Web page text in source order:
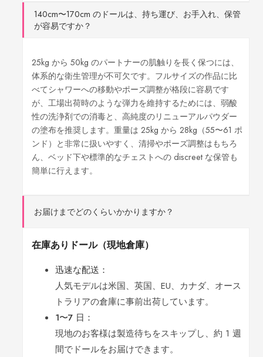
140cm〜170cm のドールは、持ち運び、お手入れ、保管
が容易ですか？
25kg から 50kg のパートナーの肌触りを長く保つには、
体系的な衛生管理が不可欠です。フルサイズの作品に比
べてシャワーへの移動やポーズ調整が格段に容易です
が、工場出荷時のような弾力を維持するためには、弱酸
性の洗浄剤での消毒と、高純度のリニューアルパウダー
の塗布を推奨します。重量は 25kg から 28kg（55〜61 ポ
ンド）と非常に扱いやすく、清掃やポーズ調整はもちろ
ん、ベッド下や標準的なチェストへの discreet な保管も
簡単に行えます。
お届けまでどのくらいかかりますか？
在庫ありドール（現地倉庫）
迅速な配送：
人気モデルは米国、英国、EU、カナダ、オース
トラリアの倉庫に事前出荷しています。
1〜7 日：
現地のお客様は製造待ちをスキップし、約 1 週
間でドールをお届けできます。